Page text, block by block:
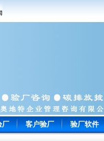
厂 客户验厂 验厂软件